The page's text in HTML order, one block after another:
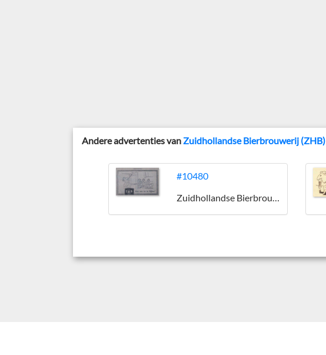
Andere advertenties van Zuidhollandse Bierbrouwerij (ZHB)
#10480